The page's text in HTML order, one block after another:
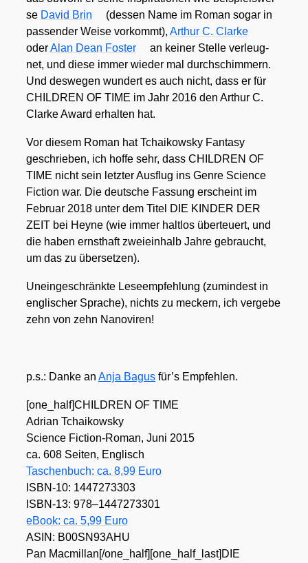
se David Brin
(des­sen Name im Roman sogar in
pas­sen­der Wei­se vor­kommt), Arthur C. Clar­ke
oderAlan Dean Fos­ter
an kei­ner Stel­le ver­leug­
net, und die­se immer wie­der mal durch­schim­mern.
Und des­we­gen wun­dert es auch nicht, dass er für
CHILDREN OF TIME im Jahr 2016 den Arthur C.
Clar­ke Award erhal­ten hat.
Vor die­sem Roman hat Tchai­kow­sky Fan­ta­sy
geschrie­ben, ich hof­fe sehr, dass CHILDREN OF
TIME nicht sein letz­ter Aus­flug ins Gen­re Sci­ence
Fic­tion war. Die deut­sche Fas­sung erscheint im
Febru­ar 2018 unter dem Titel DIE KINDER DER
ZEIT bei Hey­ne (wie immer halt­los über­teu­ert, und
die haben ernst­haft zwei­ein­halb Jah­re gebraucht,
um das zu über­set­zen).
Unein­ge­schränk­te Lese­emp­feh­lung (zumin­dest in
eng­li­scher Spra­che), nichts zu meckern, ich ver­ge­be
zehn von zehn Nano­vi­ren!
p.s.: Dan­ke an Anja Bagus für’s Emp­feh­len.
[one_half]CHILDREN OF TIME
Adri­an Tchai­kow­sky
Sci­ence Fic­tion-Roman, Juni 2015
ca. 608 Sei­ten, Eng­lisch
Taschen­buch: ca. 8,99 Euro
ISBN-10: 1447273303
ISBN-13: 978–1447273301
eBook: ca. 5,99 Euro
ASIN: B00SN93AHU
Pan Macmillan[/one_half][one_half_last]DIE